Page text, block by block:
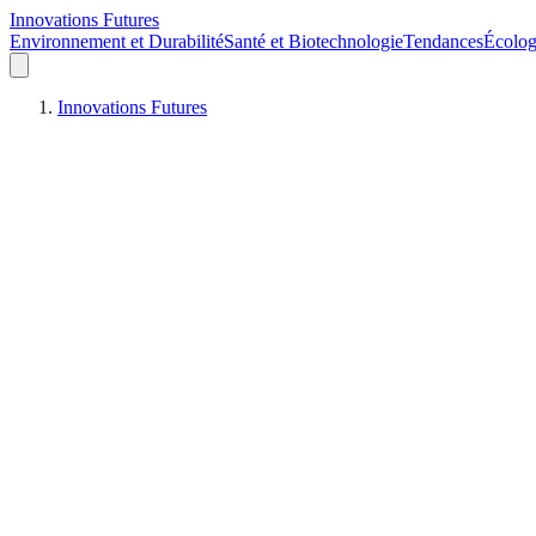
Innovations Futures
Environnement et DurabilitéSanté et BiotechnologieTendances
Innovations Futures